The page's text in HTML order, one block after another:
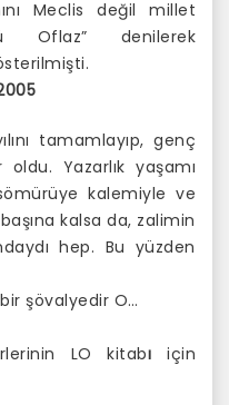
Meclis değil millet
Oflaz” denilerek
tamamlayıp, genç
oldu. Yazarlık yaşamı
kalemiyle ve
kalsa da, zalimin
hep. Bu yüzden
bir şövalyedir O…
LO kitabı için